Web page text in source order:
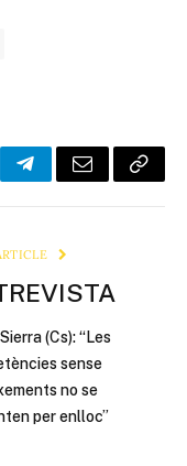
TelegramEmail Copy
(Cs): “Les
sense
no se
per enlloc”